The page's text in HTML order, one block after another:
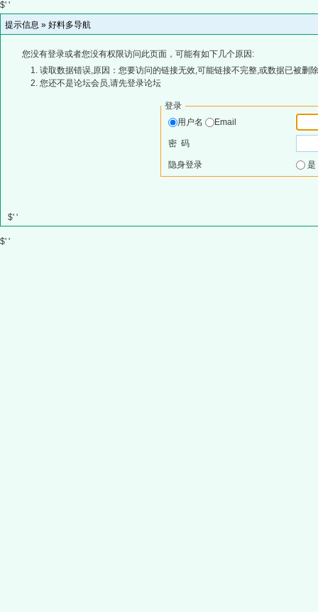
$' '
提示信息 » 好料多导航
您没有登录或者您没有权限访问此页面，可能有如下几个原因:
读取数据错误,原因：您要访问的链接无效,可能链接不完整,或数据已被删
您还不是论坛会员,请先登录论坛
登录
用户名
Email
密 码
隐身登录
$' '
$' '